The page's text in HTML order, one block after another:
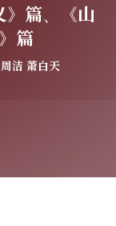
》篇、《山
篇
周洁 萧白天